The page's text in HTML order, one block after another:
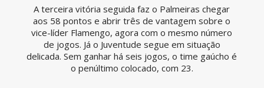
A terceira vitória seguida faz o Palmeiras chegar
aos 58 pontos e abrir três de vantagem sobre o
vice-líder Flamengo, agora com o mesmo número
de jogos. Já o Juventude segue em situação
delicada. Sem ganhar há seis jogos, o time gaúcho é
o penúltimo colocado, com 23.